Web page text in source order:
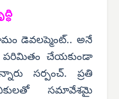
డెవలప్మెంట్.. అనే
పరిమితం చేయకుండా
సర్పంచ్. ప్రతి
సమావేశమై